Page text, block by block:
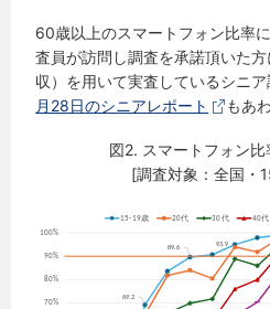
60歳以上のスマートフォン比率
査員が訪問し調査を承諾頂いた
収）を用いて実査しているシニア
月28日のシニアレポート
もあ
図2. スマートフォン
[調査対象：全国・